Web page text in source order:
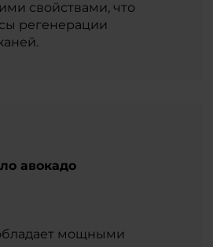
свойствами, что
регенерации
авокадо
мощными